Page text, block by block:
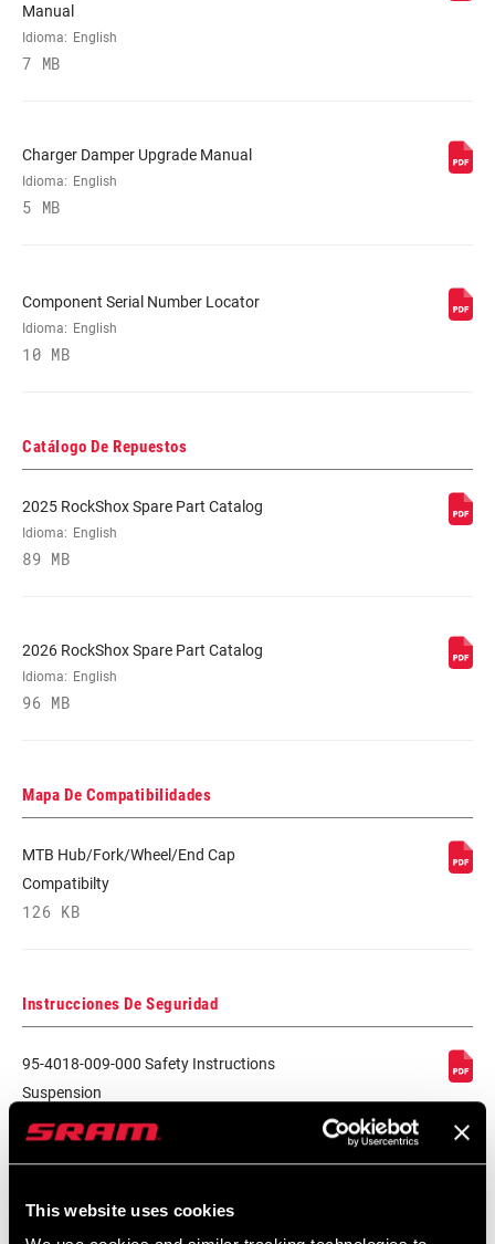
This website uses cookies
DAMPER
ADJUST
MINIMUM ROTOR
SIZE
Manual
Idioma: English
7 MB
Charger Damper Upgrade Manual
Idioma: English
5 MB
Component Serial Number Locator
Idioma: English
10 MB
Catálogo De Repuestos
2025 RockShox Spare Part Catalog
Idioma: English
89 MB
2026 RockShox Spare Part Catalog
Idioma: English
96 MB
Mapa De Compatibilidades
MTB Hub/Fork/Wheel/End Cap
Compatibilty
126 KB
Instrucciones De Seguridad
95-4018-009-000 Safety Instructions
Suspension
Idioma: 日本語, 官话, Português, Nederlands,
Italiano, Français, Español, English,
Deutsch